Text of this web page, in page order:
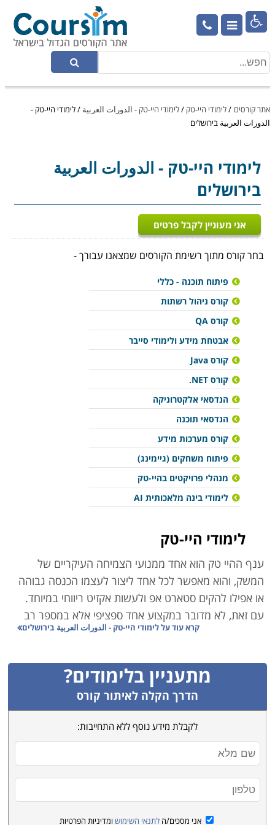

אתר קורסים /לימודי היי-טק /לימודי היי-טק - الدورات العربية /לימודי היי-טק -
الدورات العربية בירושלים
לימודי היי-טק - الدورات العربية
בירושלים
אני מעוניין לקבל פרטים
בחר קורס מתוך רשימת הקורסים שמצאנו עבורך -
פיתוח תוכנה - כללי
קורס ניהול רשתות
קורס QA
אבטחת מידע ולימודי סייבר
קורס Java
קורס NET.
הנדסאי אלקטרוניקה
הנדסאי תוכנה
קורס מערכות מידע
פיתוח משחקים (גיימינג)
מנהלי פרויקטים בהיי-טק
לימודי בינה מלאכותית AI
לימודי היי-טק
ענף ההיי טק הוא אחד ממנועי הצמיחה העיקריים של
המשק, והוא מאפשר לכל אחד ליצור לעצמו הכנסה גבוהה
או אפילו להקים סטארט אפ ולעשות אקזיט ריווחי במיוחד.
עם זאת, לא מדובר במקצוע אחד ספציפי אלא במספר רב
של מקצועות המשלימים האחד את השני לכדי ענף אחד
קורסי סייבר ואבטחת מידע – אם נדמה את ענף ההיי-טק
לצה"ל, הרי שענף הסייבר הוא קורס הטייס. הצורך של
חברות וארגונים לאבטח את המידע ואת מערכות המחשוב
שלהם, מחייב אותם להעסיק אנשי אבטחת מידע איכותיים
ומקצועיים. זהו תחום בו עליכם להמשיך וללמוד כל הזמן
מפני שגם ההאקרים משתפרים, וההגנה של היום לא
תספיק מחר.
קרא עוד עללימודי היי-טק - الدورات العربية בירושלים
מתעניין בלימודים?
הדרך הקלה לאיתור קורס
לקבלת מידע נוסף ללא התחייבות:
אני מסכים/ה לתנאי השימוש ומדיניות הפרטיות